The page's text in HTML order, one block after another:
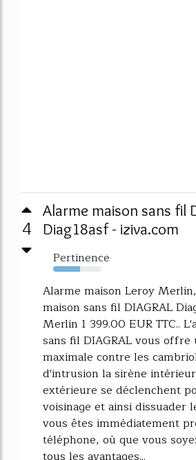
4
Alarme maison sans fil
Diag18asf - iziva.com
Pertinence
56%
Alarme maison Leroy
maison sans fil DIAGRAL
Merlin 1 399.00 EUR TTC..
sans fil DIAGRAL vous
maximale contre les
d'intrusion la sirène
extérieure se déclenchent
voisinage et ainsi dissuader
vous êtes immédiatement
téléphone, où que vous
tous les avantages...